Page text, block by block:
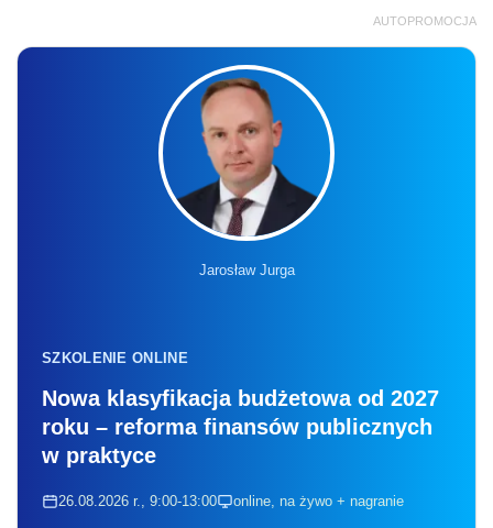
AUTOPROMOCJA
Jarosław Jurga
SZKOLENIE ONLINE
Nowa klasyfikacja budżetowa od 2027
roku – reforma finansów publicznych
w praktyce
26.08.2026 r., 9:00-13:00 online, na żywo + nagranie